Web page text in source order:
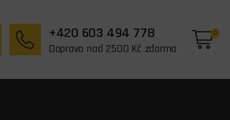
+420 603 494 778
Doprava nad 2500 Kč zdarma
0